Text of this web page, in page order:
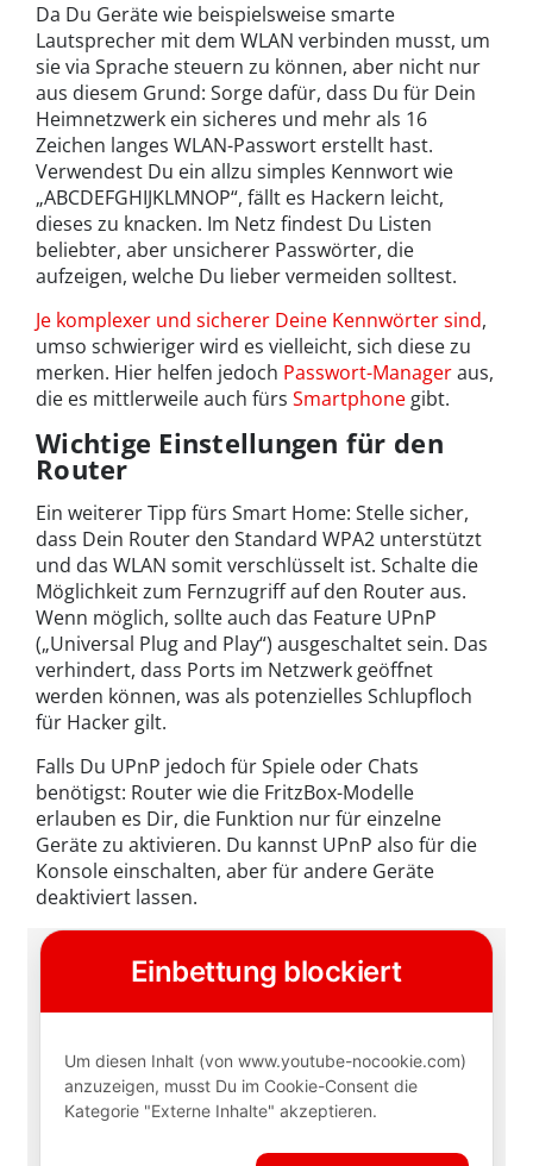
Da Du Geräte wie beispielsweise smarte
Lautsprecher mit dem WLAN verbinden musst, um
sie via Sprache steuern zu können, aber nicht nur
aus diesem Grund: Sorge dafür, dass Du für Dein
Heimnetzwerk ein sicheres und mehr als 16
Zeichen langes WLAN-Passwort erstellt hast.
Verwendest Du ein allzu simples Kennwort wie
„ABCDEFGHIJKLMNOP“, fällt es Hackern leicht,
dieses zu knacken. Im Netz findest Du Listen
beliebter, aber unsicherer Passwörter, die
aufzeigen, welche Du lieber vermeiden solltest.
Je komplexer und sicherer Deine Kennwörter sind,
umso schwieriger wird es vielleicht, sich diese zu
merken. Hier helfen jedoch Passwort-Manageraus,
die es mittlerweile auch fürs Smartphone gibt.
Wichtige Einstellungen für den
Router
Ein weiterer Tipp fürs Smart Home: Stelle sicher,
dass Dein Router den Standard WPA2 unterstützt
und das WLAN somit verschlüsselt ist. Schalte die
Möglichkeit zum Fernzugriff auf den Router aus.
Wenn möglich, sollte auch das Feature UPnP
(„Universal Plug and Play“) ausgeschaltet sein. Das
verhindert, dass Ports im Netzwerk geöffnet
werden können, was als potenzielles Schlupfloch
für Hacker gilt.
Falls Du UPnP jedoch für Spiele oder Chats
benötigst: Router wie die FritzBox-Modelle
erlauben es Dir, die Funktion nur für einzelne
Geräte zu aktivieren. Du kannst UPnP also für die
Konsole einschalten, aber für andere Geräte
deaktiviert lassen.